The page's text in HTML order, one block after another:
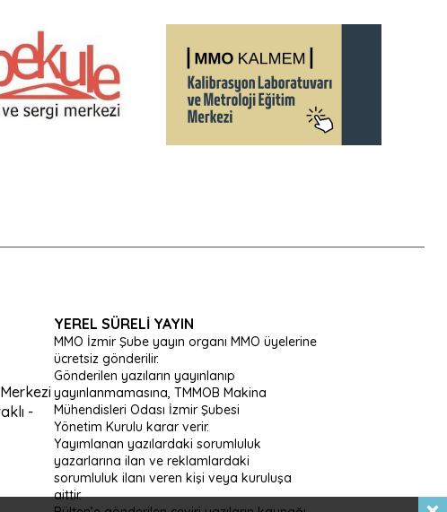
-
YEREL SÜRELI YAYIN
MMO İzmir Şube yayın organı MMO üyelerine
ücretsiz gönderilir.
Gönderilen yazıların yayınlanıp
yayınlanmamasına, TMMOB Makina
Mühendisleri Odası İzmir Şubesi
Yönetim Kurulu karar verir.
Yayımlanan yazılardaki sorumluluk
yazarlarına ilan ve reklamlardaki
sorumluluk ilanı veren kişi veya kuruluşa
aittir.